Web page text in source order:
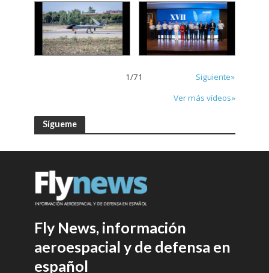
1/71
Siguiente»
Ver más vídeos»
Sígueme
Fly News, información
aeroespacial y de defensa en
español